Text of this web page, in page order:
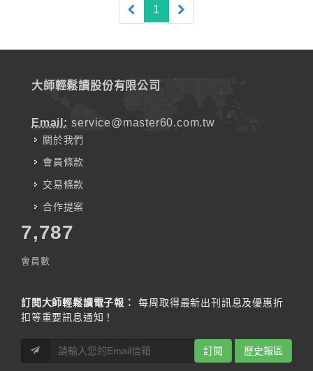
1 (current)
大師輕鬆讀股份有限公司
Email: service@master60.com.tw
關於我們
會員條款
交易條款
合作提案
7,787
會員數
訂閱大師輕鬆讀電子報：
每周取得最新出刊訊息及優惠折
扣等重要訊息通知！
訂閱 歷史報區